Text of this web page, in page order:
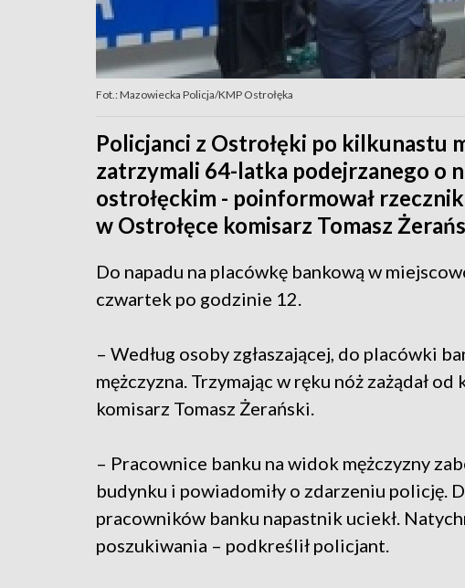
Fot.: Mazowiecka Policja/KMP Ostrołęka
Policjanci z Ostrołęki po kilkunastu
zatrzymali 64-latka podejrzanego o
ostrołęckim - poinformował
w Ostrołęce komisarz Tomasz
Do napadu na placówkę bankową w
czwartek po godzinie 12.
– Według osoby zgłaszającej, do placówki
mężczyzna. Trzymając w ręku nóż zażądał
komisarz Tomasz Żerański.
– Pracownice banku na widok mężczyzny
budynku i powiadomiły o zdarzeniu policję.
pracowników banku napastnik uciekł.
poszukiwania – podkreślił policjant.